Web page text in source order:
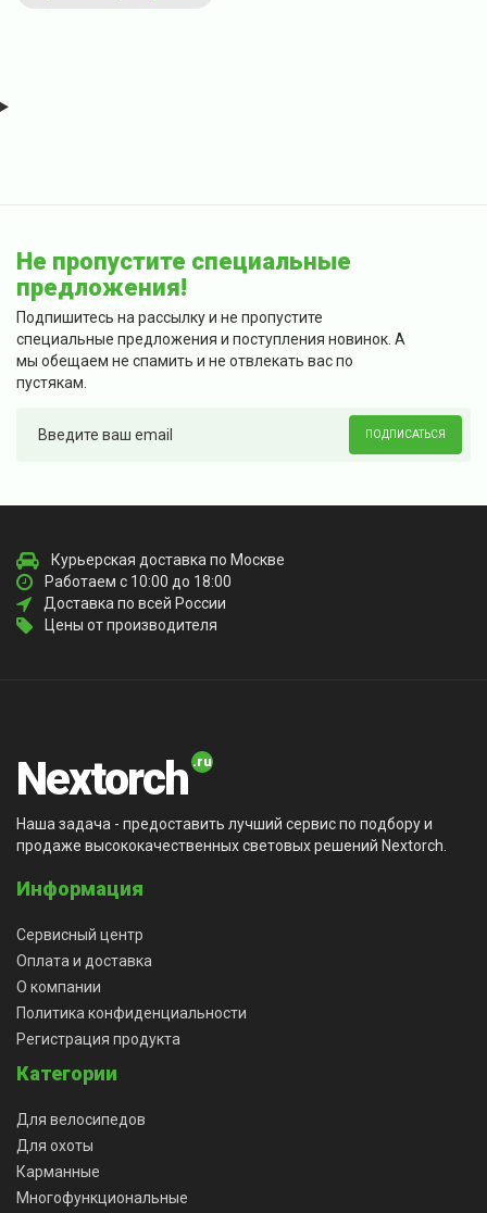
Не пропустите специальные
предложения!
Подпишитесь на рассылку и не пропустите
специальные предложения и поступления новинок. А
мы обещаем не спамить и не отвлекать вас по
пустякам.
ПОДПИСАТЬСЯ
Курьерская доставка по Москве
Работаем с 10:00 до 18:00
Доставка по всей России
Цены от производителя
Nextorch
Наша задача - предоставить лучший сервис по подбору и
продаже высококачественных световых решений Nextorch.
Информация
Сервисный центр
Оплата и доставка
О компании
Политика конфиденциальности
Регистрация продукта
Категории
Для велосипедов
Для охоты
Карманные
Многофункциональные